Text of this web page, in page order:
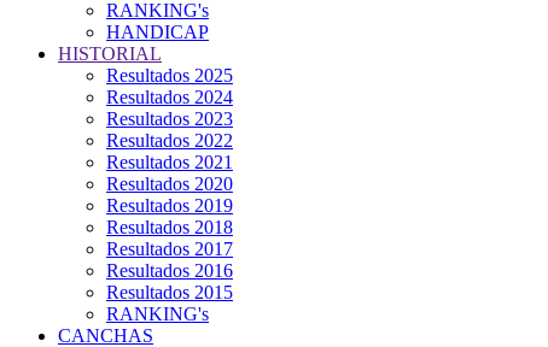
RANKING's
HANDICAP
HISTORIAL
Resultados 2025
Resultados 2024
Resultados 2023
Resultados 2022
Resultados 2021
Resultados 2020
Resultados 2019
Resultados 2018
Resultados 2017
Resultados 2016
Resultados 2015
RANKING's
CANCHAS